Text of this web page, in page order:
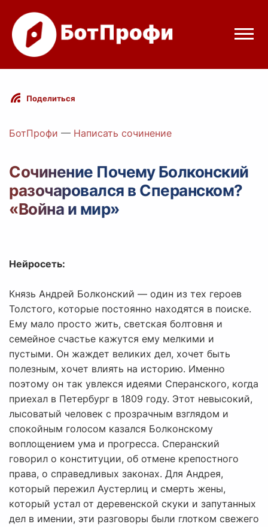
Режимы бота
Цены
Вход с Telegram
Поделиться
БотПрофи — Написать сочинение
Сочинение Почему Болконский
разочаровался в Сперанском?
«Война и мир»
Нейросеть:
Князь Андрей Болконский — один из тех героев
Толстого, которые постоянно находятся в поиске.
Ему мало просто жить, светская болтовня и
семейное счастье кажутся ему мелкими и
пустыми. Он жаждет великих дел, хочет быть
полезным, хочет влиять на историю. Именно
поэтому он так увлекся идеями Сперанского, когда
приехал в Петербург в 1809 году. Этот невысокий,
лысоватый человек с прозрачным взглядом и
спокойным голосом казался Болконскому
воплощением ума и прогресса. Сперанский
говорил о конституции, об отмене крепостного
права, о справедливых законах. Для Андрея,
который пережил Аустерлиц и смерть жены,
который устал от деревенской скуки и запутанных
дел в имении, эти разговоры были глотком свежего